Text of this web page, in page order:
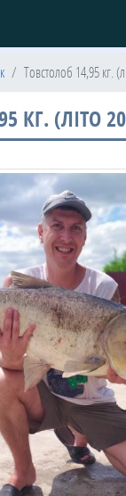
Товстолоб 14,95 кг.
КГ. (ЛІТО